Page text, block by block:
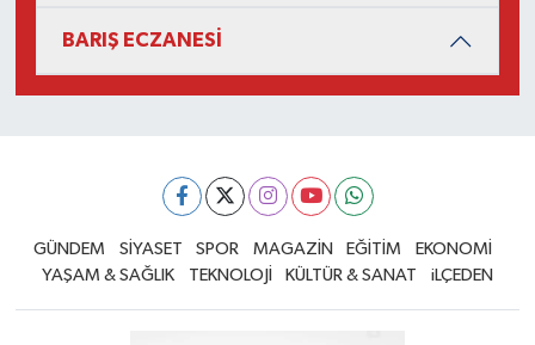
BARIŞ ECZANESİ
GÜNDEM SİYASET SPOR MAGAZİN EĞİTİM
EKONOMİ
YAŞAM & SAĞLIK
TEKNOLOJİ KÜLTÜR & SANAT iLÇEDEN